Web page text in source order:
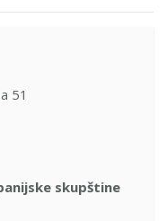
51
skupštine